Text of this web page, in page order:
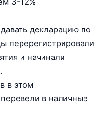
3-12%
декларацию по
перерегистрировали
и начинали
в этом
в наличные